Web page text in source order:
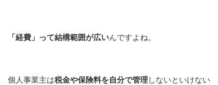
「経費」って結構範囲が広いんですよね。
個人事業主は税金や保険料を自分で管理 しないといけない